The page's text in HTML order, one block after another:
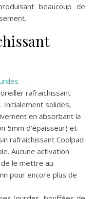
beaucoup de
rafraichissant
Initialement solides,
en absorbant la
5mm d’épaisseur) et
rafraichissant Coolpad
Aucune activation
le mettre au
pour encore plus de